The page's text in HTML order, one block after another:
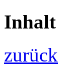
Inhalt
zurück